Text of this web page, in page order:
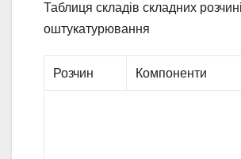
Таблиця складів складних
оштукатурювання
Розчин Компоненти